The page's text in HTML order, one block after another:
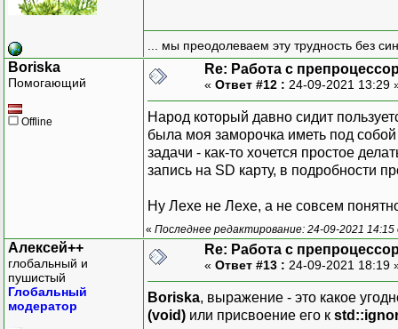
... мы преодолеваем эту трудность без
Boriska
Помогающий
Offline
Re: Работа с
« Ответ #12 : 24-09-2021 13:29
Народ который давно сидит
была моя заморочка иметь под
задачи - как-то хочется простое
запись на SD карту, в подробности
Ну Лехе не Лехе, а не совсем
« Последнее редактирование: 24-09-2021
Алексей++
глобальный и
пушистый
Глобальный
модератор
Re: Работа с
« Ответ #13 : 24-09-2021 18:19
Boriska, выражение - это какое
(void) или присвоение его к